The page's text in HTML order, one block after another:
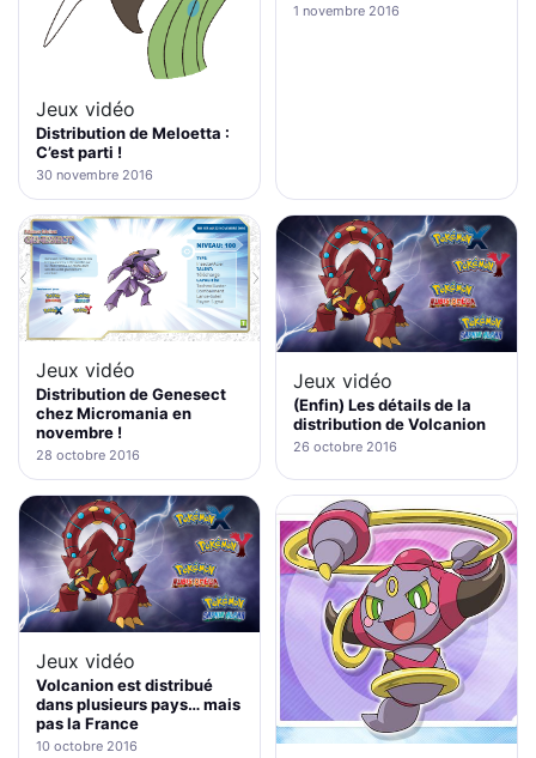
Jeux vidéo
Distribution de Meloetta :
C’est parti !
30 novembre 2016
1 novembre 2016
Jeux vidéo
Distribution de Genesect
chez Micromania en
novembre !
28 octobre 2016
Jeux vidéo
(Enfin) Les détails de la
distribution de Volcanion
26 octobre 2016
Jeux vidéo
Volcanion est distribué
dans plusieurs pays… mais
pas la France
10 octobre 2016